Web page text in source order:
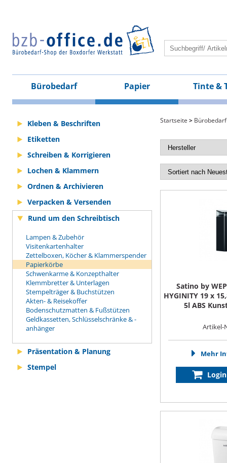
Bürobedarf Papier Tinte &
Kleben & Beschriften
Etiketten
Schreiben & Korrigieren
Lochen & Klammern
Ordnen & Archivieren
Verpacken & Versenden
Rund um den Schreibtisch
Lampen & Zubehör
Visitenkartenhalter
Zettelboxen, Köcher & Klammerspender
Papierkörbe
Schwenkarme & Konzepthalter
Klemmbretter & Unterlagen
Stempelträger & Buchstützen
Akten- & Reisekoffer
Bodenschutzmatten & Fußstützen
Geldkassetten, Schlüsselschränke & -
anhänger
Präsentation & Planung
Stempel
Startseite > Bürobedarf
Satino by
HYGINITY 19 x
5l ABS
Artikel-
Mehr